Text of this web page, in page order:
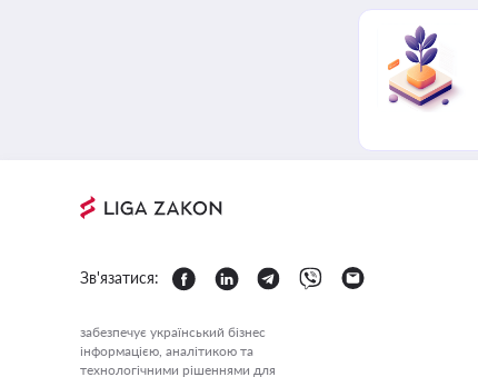
Зв'язатися:
забезпечує український бізнес
інформацією, аналітикою та
технологічними рішеннями для